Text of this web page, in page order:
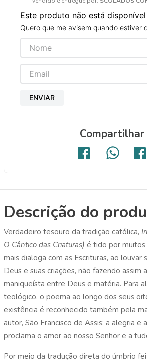
Este produto não está
Quero que me avisem quando estiver
ENVIAR
Compartilhar
Descrição do
Verdadeiro tesouro da tradição católica,
O Cântico das Criaturas) é tido por
mais dialoga com as Escrituras, ao louvar
Deus e suas criações, não fazendo assim
maniqueísta entre Deus e matéria. Para
teológico, o poema ao longo dos seus
existência é reconhecido também pela
autor, São Francisco de Assis: a alegria e
proclama o amor ao nosso Senhor e a
Por meio da tradução direta do úmbrio
10º